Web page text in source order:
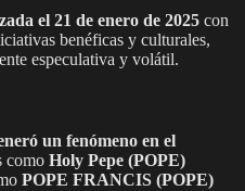
el 21 de enero de 2025 con
benéficas y culturales,
especulativa y volátil.
un fenómeno en el
como Holy Pepe (POPE)
POPE FRANCIS (POPE)